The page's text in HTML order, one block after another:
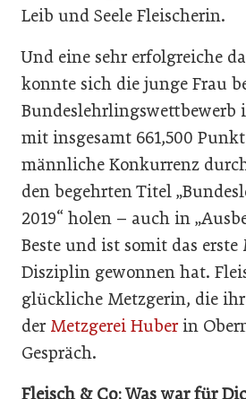
Leib und Seele Fleischerin.
Und eine sehr erfolgreiche
konnte sich die junge Frau
Bundeslehrlingswettbewerb
mit insgesamt 661,500
männliche Konkurrenz
den begehrten Titel
2019“ holen – auch in
Beste und ist somit das erste
Disziplin gewonnen hat.
glückliche Metzgerin, die
der Metzgerei Huberin
Gespräch.
Fleisch & Co: Was war für